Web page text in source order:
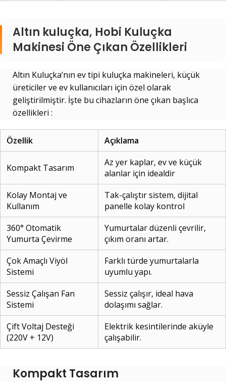
Altın kuluçka, Hobi Kuluçka
Makinesi Öne Çıkan Özellikleri
Altın Kuluçka’nın ev tipi kuluçka makineleri, küçük
üreticiler ve ev kullanıcıları için özel olarak
geliştirilmiştir. İşte bu cihazların öne çıkan başlıca
özellikleri :
Özellik Açıklama
Kompakt Tasarım
Az yer kaplar, ev ve küçük
alanlar için idealdir
Kolay Montaj ve
Kullanım
Tak-çalıştır sistem, dijital
panelle kolay kontrol
360° Otomatik
Yumurta Çevirme
Yumurtalar düzenli çevrilir,
çıkım oranı artar.
Çok Amaçlı Viyöl
Sistemi
Farklı türde yumurtalarla
uyumlu yapı.
Sessiz Çalışan Fan
Sistemi
Sessiz çalışır, ideal hava
dolaşımı sağlar.
Çift Voltaj Desteği
(220V + 12V)
Elektrik kesintilerinde aküyle
çalışabilir.
Kompakt Tasarım